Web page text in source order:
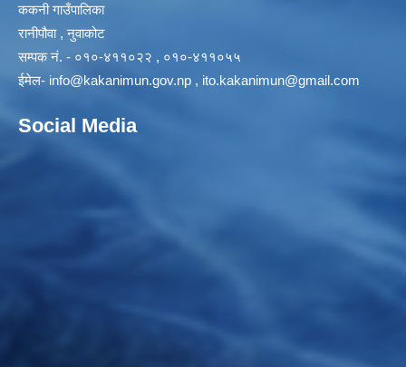
ककनी गाउँपालिका
रानीपौवा , नुवाकोट
सम्पक नं. - ०१०-४११०२२ , ०१०-४११०५५
ईमेल- info@kakanimun.gov.np , ito.kakanimun@gmail.com
Social Media